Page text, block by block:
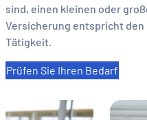
sind, einen kleinen oder
Versicherung entspricht
Tätigkeit.
Prüfen Sie Ihren Bedarf